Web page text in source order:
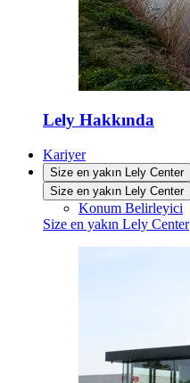
Lely Hakkında
Kariyer
Size en yakın Lely Center
Size en yakın Lely Center
Konum Belirleyici
Size en yakın Lely Center